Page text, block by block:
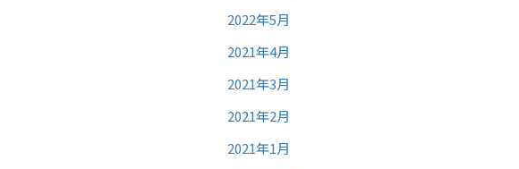
2022年5月
2021年4月
2021年3月
2021年2月
2021年1月